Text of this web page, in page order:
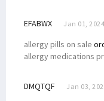
EFABWX Jan 01,
allergy pills on sale
allergy medications
DMQTQF Jan 03,